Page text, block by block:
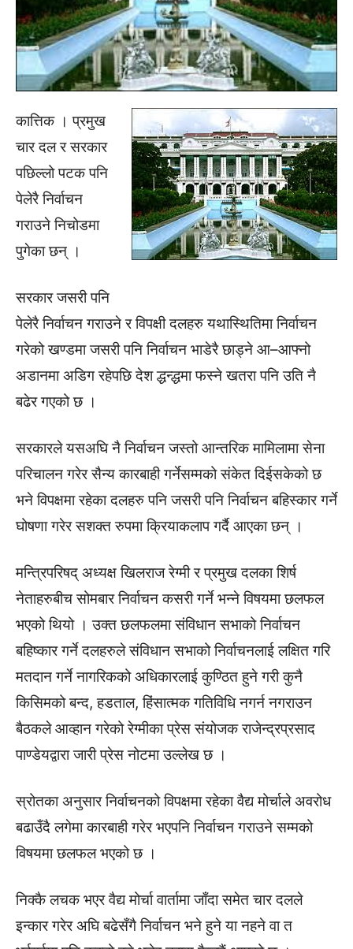
कात्तिक । प्रमुख
चार दल र सरकार
पछिल्लो पटक पनि
पेलेरै निर्वाचन
गराउने निचोडमा
पुगेका छन् ।
सरकार जसरी पनि
पेलेरै निर्वाचन गराउने र विपक्षी दलहरु यथास्थितिमा निर्वाचन
गरेको खण्डमा जसरी पनि निर्वाचन भाडेरै छाड्ने आ–आफ्नो
अडानमा अडिग रहेपछि देश द्धन्द्धमा फस्ने खतरा पनि उति नै
बढेर गएको छ ।
सरकारले यसअघि नै निर्वाचन जस्तो आन्तरिक मामिलामा सेना
परिचालन गरेर सैन्य कारबाही गर्नेसम्मको संकेत दिईसकेको छ
भने विपक्षमा रहेका दलहरु पनि जसरी पनि निर्वाचन बहिस्कार गर्ने
घोषणा गरेर सशक्त रुपमा क्रियाकलाप गर्दै आएका छन् ।
मन्त्रिपरिषद् अध्यक्ष खिलराज रेग्मी र प्रमुख दलका शिर्ष
नेताहरुबीच सोमबार निर्वाचन कसरी गर्ने भन्ने विषयमा छलफल
भएको थियो । उक्त छलफलमा संविधान सभाको निर्वाचन
बहिष्कार गर्ने दलहरुले संविधान सभाको निर्वाचनलाई लक्षित गरि
मतदान गर्ने नागरिकको अधिकारलाई कुण्ठित हुने गरी कुनै
किसिमको बन्द, हडताल, हिंसात्मक गतिविधि नगर्न नगराउन
बैठकले आव्हान गरेको रेग्मीका प्रेस संयोजक राजेन्द्रप्रसाद
पाण्डेयद्वारा जारी प्रेस नोटमा उल्लेख छ ।
स्रोतका अनुसार निर्वाचनको विपक्षमा रहेका वैद्य मोर्चाले अवरोध
बढाउँदै लगेमा कारबाही गरेर भएपनि निर्वाचन गराउने सम्मको
विषयमा छलफल भएको छ ।
निक्कै लचक भएर वैद्य मोर्चा वार्तामा जाँदा समेत चार दलले
इन्कार गरेर अघि बढेसँगै निर्वाचन भने हुने या नहने वा त